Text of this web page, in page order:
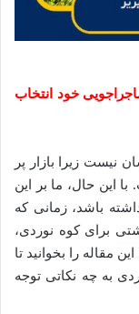
خود انتخاب
نیست زیرا بازار پر
این حال، ما بر این
باشد، زمانی که
برای کوه نوردی،
مقاله را بخوانید تا
به چه نکاتی توجه